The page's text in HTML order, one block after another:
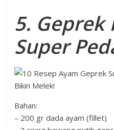
5. Geprek
Super
Bahan:
– 200 gr dada ayam (fillet)